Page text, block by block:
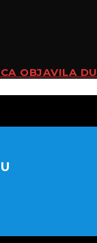
OBJAVILA